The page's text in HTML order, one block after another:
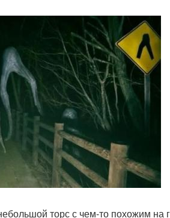
торс с чем-то похожим на